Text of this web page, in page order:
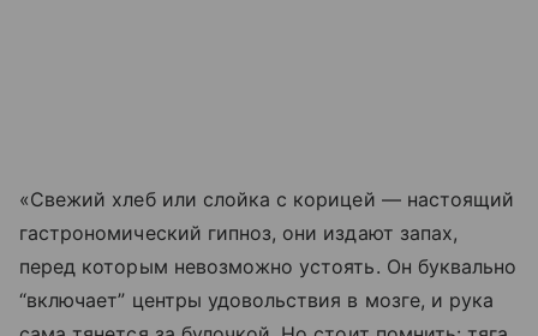
«Свежий хлеб или слойка с корицей — настоящий
гастрономический гипноз, они издают запах,
перед которым невозможно устоять. Он буквально
“включает” центры удовольствия в мозге, и рука